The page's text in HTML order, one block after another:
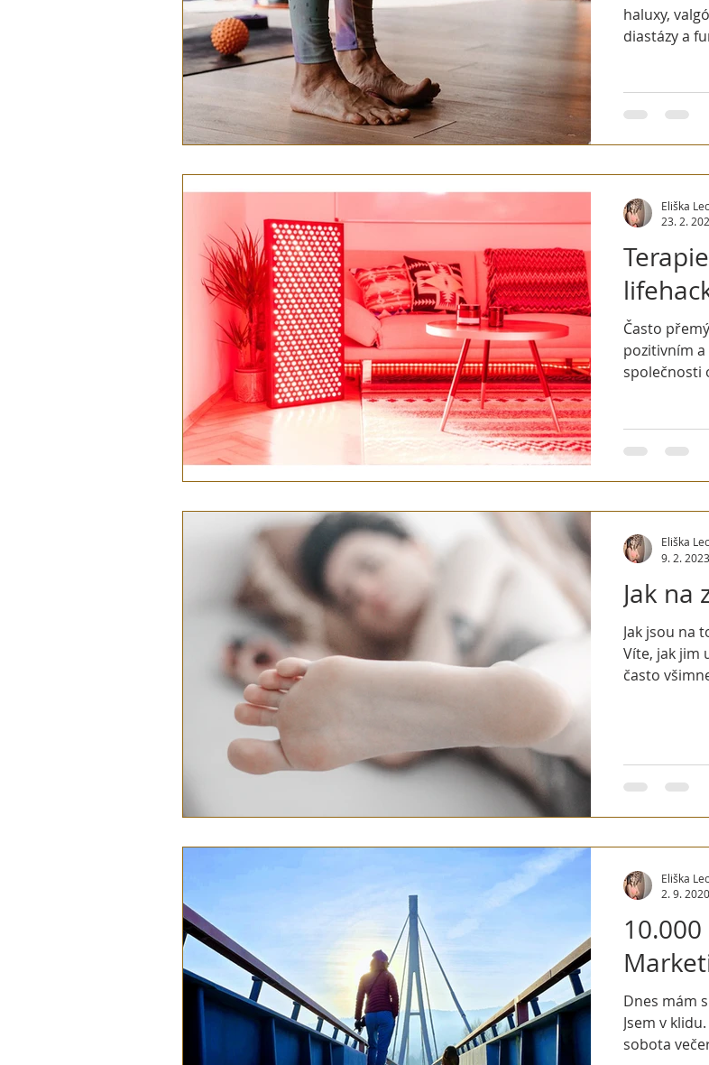
haluxy,
diastázy a
Často
pozitivním
společnosti
Eliška
23. 2.
Jak na
Jak jsou na
Víte, jak jim
často
Eliška
9. 2. 2023
Dnes mám
Jsem v
sobota
Eliška
2. 9. 2020